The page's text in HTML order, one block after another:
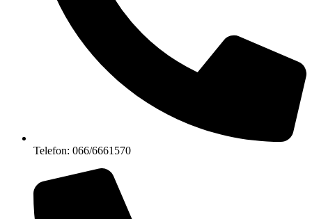
Telefon: 066/6661570